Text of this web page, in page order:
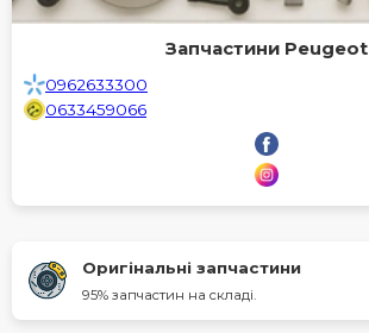
Запчастини Peugeot
0962633300
0633459066
Оригінальні запчастини
95% запчастин на складі.